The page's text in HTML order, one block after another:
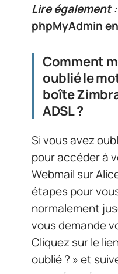
Lire également :
phpMyAdmin
Comment
oublié le
boîte
ADSL ?
Si vous avez
pour accéder à
Webmail sur
étapes pour
normalement
vous demande
Cliquez sur le
oublié ? » et